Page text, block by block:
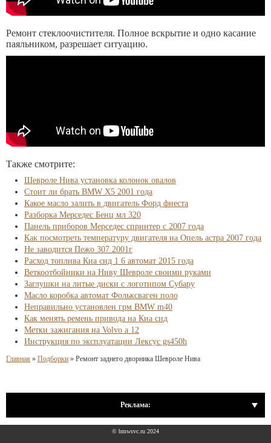
Ремонт стеклоочистителя. Полное вскрытие и одно касание
паяльником, разрешает ситуацию.
Также смотрите:
Шевроле Нива установка колонок овалов
Стоит ли брать BMW X5 2001 года
Какое масло залить в двигатель Форд фиеста
Разборка Мерседес Бенц мл 320
Панель приборов Мерседес спринтер с 2007 года
Как посмотреть температуру двигателя на Опель астра 2007 года
Не заводится Пежо 307 2001г
Расход топлива Киа сид 1 6 автомат 2015 года
Веткоотбойники на Ниву Шевроле своими руками
Заглушки на литые диски с логотипом Субару
Масло коробка автомат Фольксваген поло
Неправильно установлен грм BMW m40
Как менять ремень привода на Киа сид
Метки зажигания на Volvo а 12
Инструкция по эксплуатации Лексус gs450h
Главная » Подборки » Ремонт заднего дворника Шевроле Нива
Реклама:
© bmwsvc.ru 2024